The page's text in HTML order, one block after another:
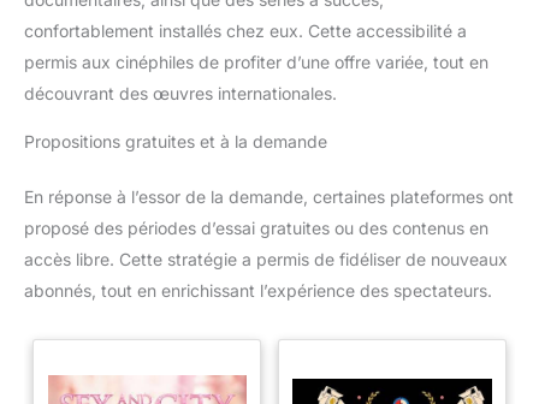
confortablement installés chez eux. Cette accessibilité a
permis aux cinéphiles de profiter d’une offre variée, tout en
découvrant des œuvres internationales.
Propositions gratuites et à la demande
En réponse à l’essor de la demande, certaines plateformes ont
proposé des périodes d’essai gratuites ou des contenus en
accès libre. Cette stratégie a permis de fidéliser de nouveaux
abonnés, tout en enrichissant l’expérience des spectateurs.